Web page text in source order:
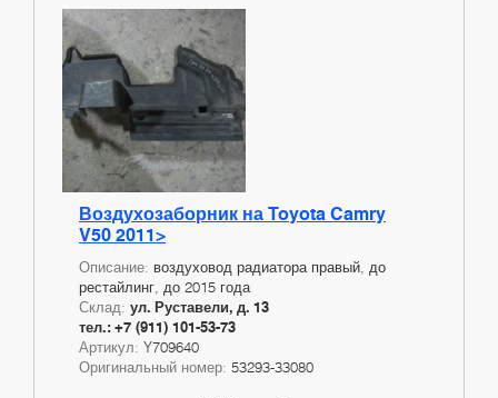
Воздухозаборник на Toyota Camry
V50 2011>
Описание: воздуховод радиатора правый, до
рестайлинг, до 2015 года
Склад: ул. Руставели, д. 13
тел.: +7 (911) 101-53-73
Артикул: Y709640
Оригинальный номер: 53293-33080